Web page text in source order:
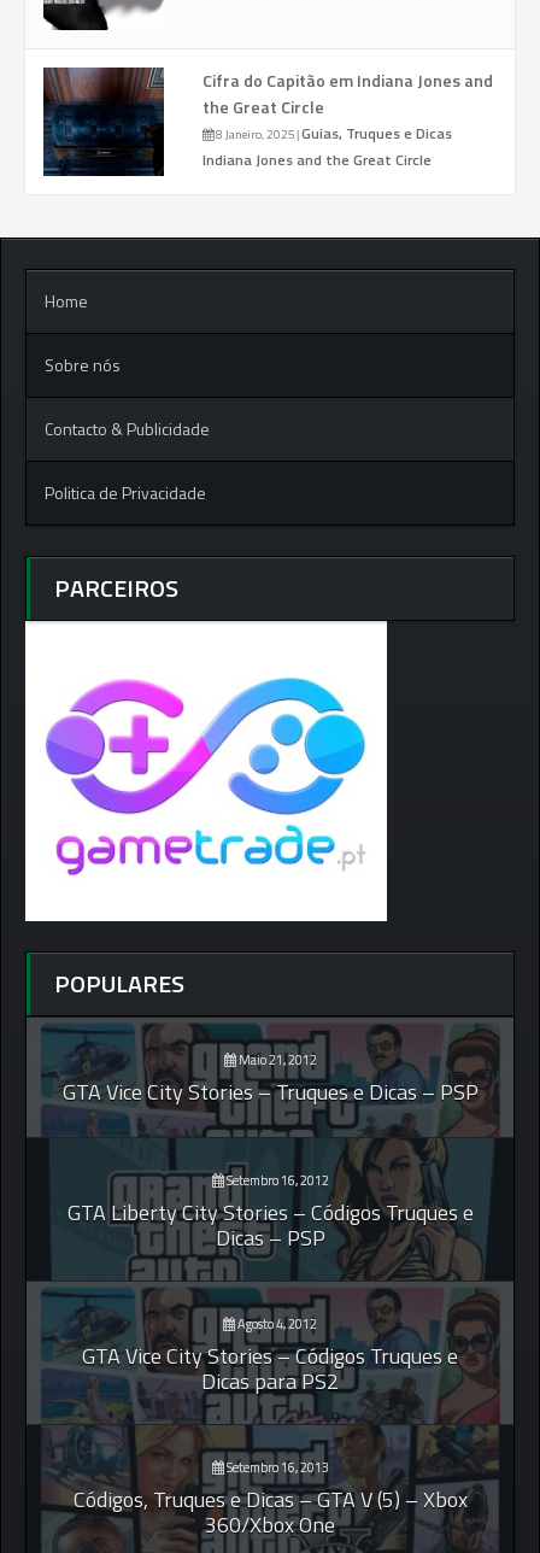
Cifra do Capitão em Indiana Jones and
the Great Circle
8 Janeiro, 2025|Guias, Truques e Dicas
Indiana Jones and the Great Circle
Home
Sobre nós
Contacto & Publicidade
Politica de Privacidade
PARCEIROS
POPULARES
Maio 21, 2012
GTA Vice City Stories – Truques e Dicas – PSP
Setembro 16, 2012
GTA Liberty City Stories – Códigos Truques e
Dicas – PSP
Agosto 4, 2012
GTA Vice City Stories – Códigos Truques e
Dicas para PS2
Setembro 16, 2013
Códigos, Truques e Dicas – GTA V (5) – Xbox
360/Xbox One